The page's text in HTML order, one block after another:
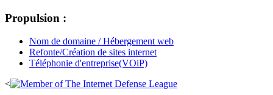
Propulsion :
Nom de domaine / Hébergement web
Refonte/Création de sites internet
Téléphonie d'entreprise(VOiP)
<